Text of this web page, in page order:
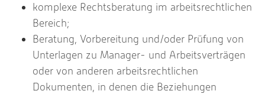
komplexe Rechtsberatung im arbeitsrechtlichen
Bereich;
Beratung, Vorbereitung und/oder Prüfung von
Unterlagen zu Manager- und Arbeitsverträgen
oder von anderen arbeitsrechtlichen
Dokumenten, in denen die Beziehungen